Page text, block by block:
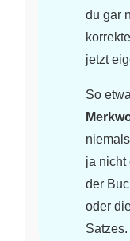
du gar
jetzt
So
ja nicht
der
oder
Satzes.